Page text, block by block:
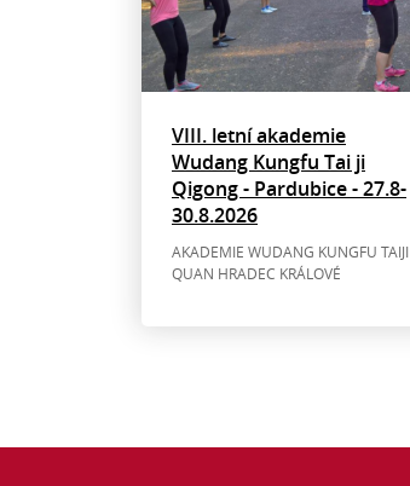
VIII. letní akademie
Wudang Kungfu Tai ji
Qigong - Pardubice - 27.8-
30.8.2026
AKADEMIE WUDANG KUNGFU TAIJI
QUAN HRADEC KRÁLOVÉ